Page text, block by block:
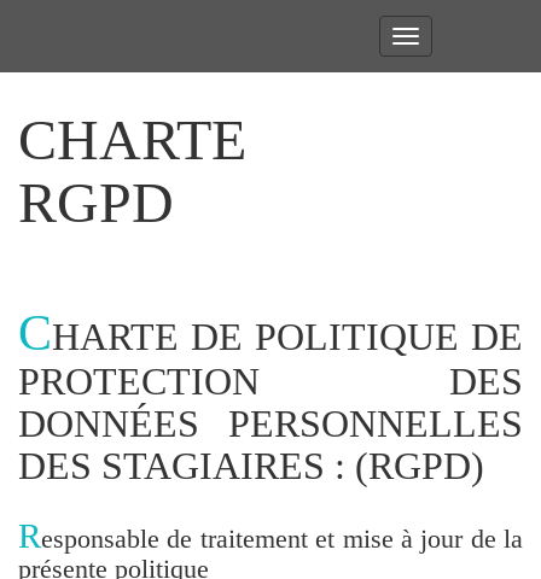
Toggle
navigation
CHARTE
RGPD
CHARTE DE POLITIQUE DE
PROTECTION DES
DONNÉES PERSONNELLES
DES STAGIAIRES : (RGPD)
Responsable de traitement et mise à jour de la
présente politique